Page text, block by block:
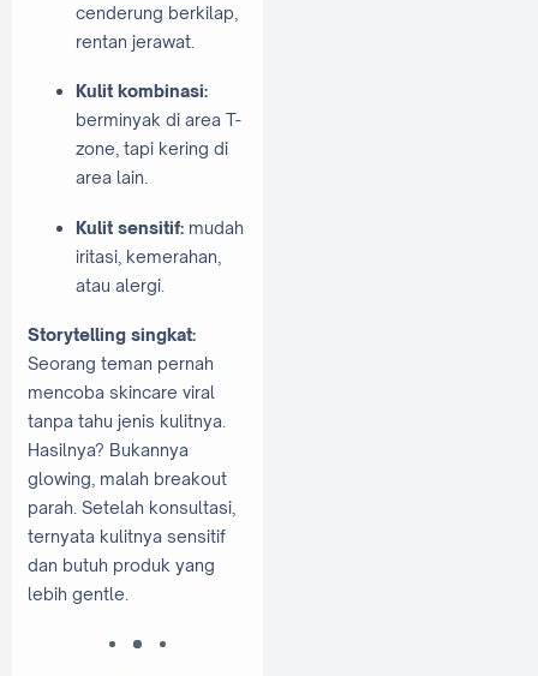
cenderung berkilap,
rentan jerawat.
Kulit kombinasi:
berminyak di area T-
zone, tapi kering di
area lain.
Kulit sensitif: mudah
iritasi, kemerahan,
atau alergi.
Storytelling singkat:
Seorang teman pernah
mencoba skincare viral
tanpa tahu jenis kulitnya.
Hasilnya? Bukannya
glowing, malah breakout
parah. Setelah konsultasi,
ternyata kulitnya sensitif
dan butuh produk yang
lebih gentle.